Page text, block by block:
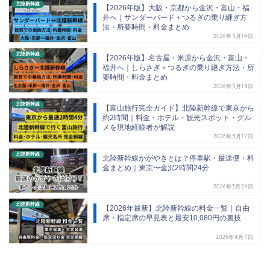
北陸新幹線
【2026年版】大阪・京都から金沢・富山・福
井へ｜サンダーバード＋つるぎの乗り継ぎ方
法・所要時間・料金まとめ
2026年5月14日
北陸新幹線
【2026年版】名古屋・米原から金沢・富山・
福井へ｜しらさぎ＋つるぎの乗り継ぎ方法・所
要時間・料金まとめ
2026年5月15日
北陸新幹線
【富山旅行完全ガイド】北陸新幹線で東京から
約2時間｜料金・ホテル・観光スポット・グル
メを現地経験者が解説
2026年5月17日
北陸新幹線
北陸新幹線かがやきとは？停車駅・最速便・料
金まとめ｜東京〜金沢2時間24分
2026年3月24日
北陸新幹線
【2026年最新】北陸新幹線の料金一覧｜自由
席・指定席の早見表と最安10,080円の裏技
2026年4月7日